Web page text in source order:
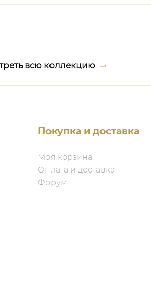
всю коллекцию
Покупка и доставка
Моя корзина
Оплата и доставка
Форум